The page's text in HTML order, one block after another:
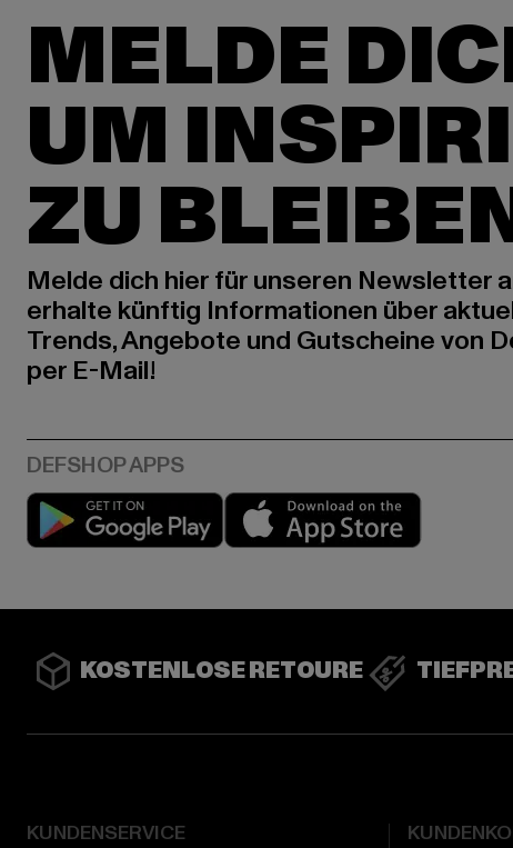
MELDE
UM
ZU
Melde dich hier für unseren Newsletter
erhalte künftig Informationen über
Trends, Angebote und Gutscheine von
per E-Mail!
Play market
KOSTENLOSE RETOURE
KUNDENSERVICE